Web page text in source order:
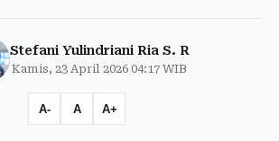
Stefani Yulindriani Ria S. R
Kamis, 23 April 2026 04:17 WIB
A- A A+